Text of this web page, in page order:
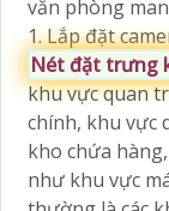
văn phòng
1. Lắp đặt
Nét đặt trưng
khu vực quan
chính, khu vực
kho chứa
như khu vực